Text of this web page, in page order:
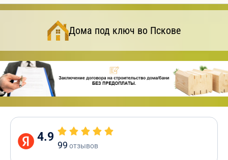
Дома под ключ во Пскове
4.9
99 отзывов